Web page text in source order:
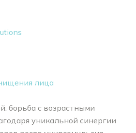
лица
борьба с возрастными
уникальной синергии